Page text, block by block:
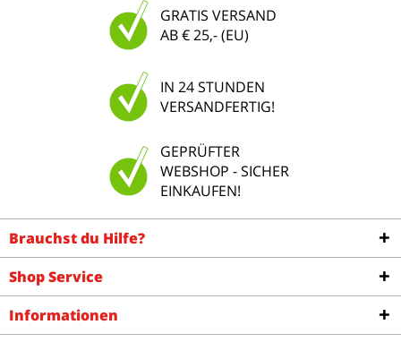
GRATIS VERSAND
AB € 25,- (EU)
IN 24 STUNDEN
VERSANDFERTIG!
GEPRÜFTER
WEBSHOP - SICHER
EINKAUFEN!
Brauchst du Hilfe?
Shop Service
Informationen